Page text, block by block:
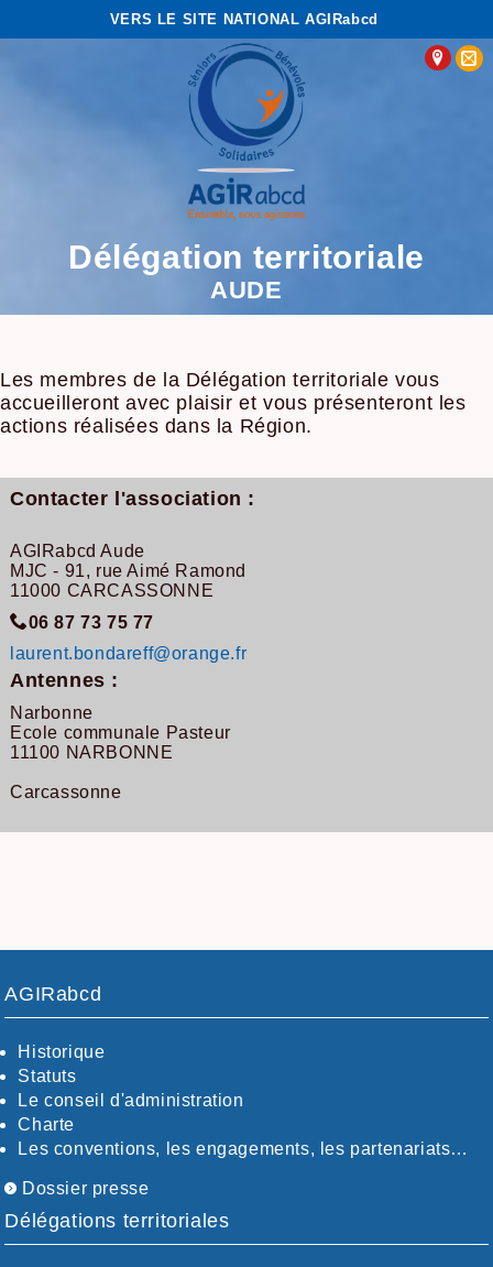
VERS LE SITE NATIONAL AGIRabcd
Délégation territoriale
AUDE
Les membres de la Délégation territoriale vous
accueilleront avec plaisir et vous présenteront les
actions réalisées dans la Région.
Contacter l'association :
AGIRabcd Aude
MJC - 91, rue Aimé Ramond
11000 CARCASSONNE
06 87 73 75 77
laurent.bondareff@orange.fr
Antennes :
Narbonne
Ecole communale Pasteur
11100 NARBONNE
Carcassonne
AGIRabcd
Historique
Statuts
Le conseil d'administration
Charte
Les conventions, les engagements, les partenariats…
Dossier presse
Délégations territoriales